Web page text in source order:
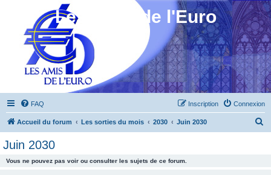
Les Amis de l'Euro
FAQ Connexion
Inscription
Accueil du forum Les sorties du mois 2030 Juin 2030
Juin 2030
Vous ne pouvez pas voir ou consulter les sujets de ce forum.